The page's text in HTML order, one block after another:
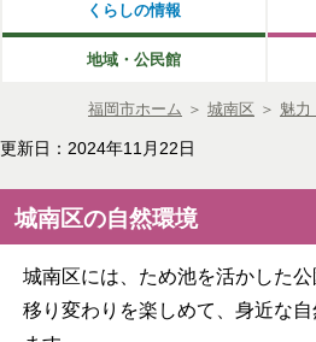
くらしの情報
地域・公民館
福岡市ホーム ＞ 城南区 ＞ 魅力
更新日：2024年11月22日
城南区の自然環境
城南区には、ため池を活かした
移り変わりを楽しめて、身近な